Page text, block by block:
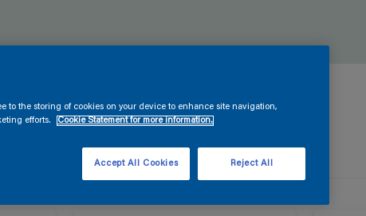
projekt
to the storing of cookies on your device to enhance site navigation,
efforts.
Cookie Statement for more information.
Reject All
Accept All Cookies